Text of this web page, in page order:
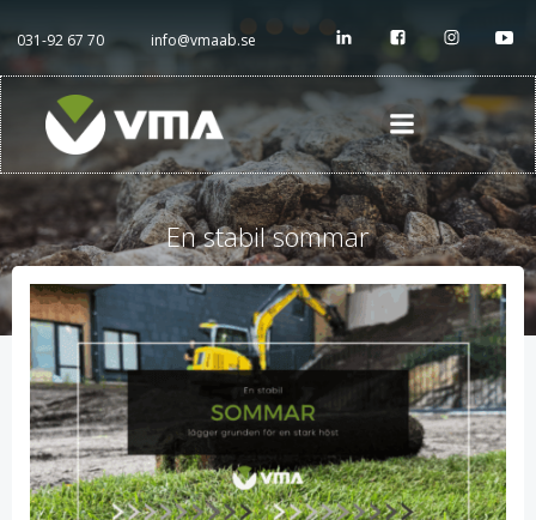
innehåll
031-92 67 70 info@vmaab.se
En stabil sommar